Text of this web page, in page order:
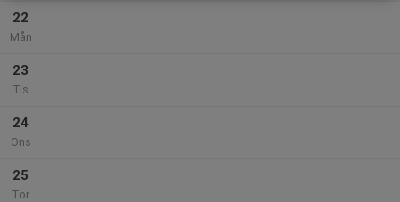
22
Mån
23
Tis
24
Ons
25
Tor